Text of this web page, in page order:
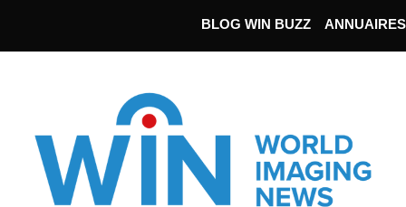
BLOG WIN BUZZ ANNUAIRES